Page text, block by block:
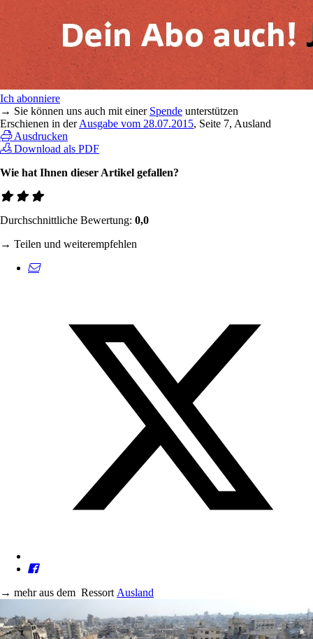
Ich abonniere
→ Sie können uns auch mit einer Spende unterstützen
Erschienen in derAusgabe vom 28.07.2015, Seite 7, Ausland
Ausdrucken
Download als PDF
Wie hat Ihnen dieser Artikel gefallen?
Durchschnittliche Bewertung: 0,0
→ Teilen und weiterempfehlen
→ mehr aus dem Ressort Ausland